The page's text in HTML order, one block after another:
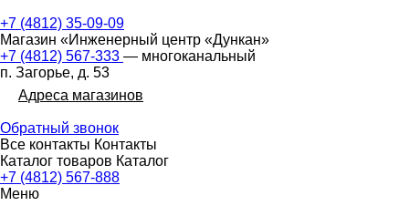
+7 (4812) 35-09-09
Магазин «Инженерный центр «Дункан»
+7 (4812) 567-333 — многоканальный
п. Загорье, д. 53
Адреса магазинов
Обратный звонок
Все контакты Контакты
Каталог товаров Каталог
+7 (4812) 567-888
Меню